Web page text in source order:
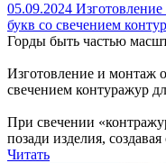
05.09.2024
букв со свечением
Горды быть частью
Изготовление и монтаж
свечением контуражур
При свечении
позади изделия,
Читать